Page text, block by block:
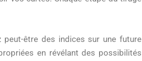
peut-être des indices sur une future
en révélant des possibilités